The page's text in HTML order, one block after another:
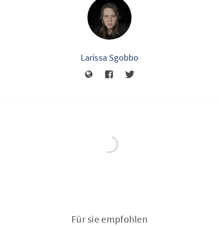
Larissa Sgobbo
Für sie empfohlen